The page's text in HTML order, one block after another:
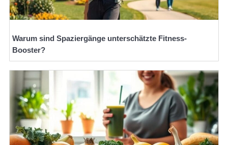
Warum sind Spaziergänge unterschätzte Fitness-
Booster?